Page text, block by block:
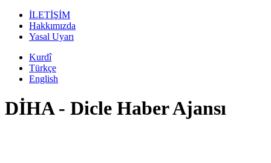
İLETİŞİM
Hakkımızda
Yasal Uyarı
Kurdî
Türkçe
English
DİHA - Dicle Haber Ajansı